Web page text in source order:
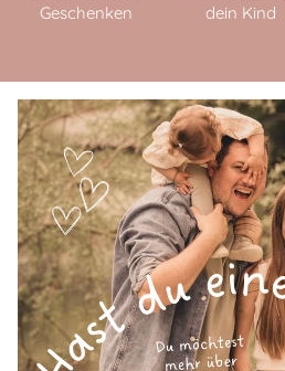
Geschenken
dein Kind